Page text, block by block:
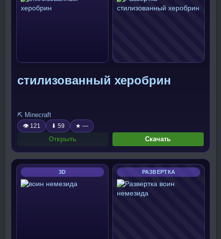
стилизованный херобрин
⛏️ Minecraft
👁 121 ⬇ 59 ★ —
Открыть Скачать
3D РАЗВЕРТКА